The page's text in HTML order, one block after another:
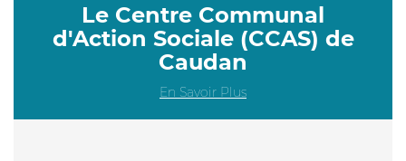
Le Centre Communal
d'Action Sociale (CCAS) de
Caudan
En Savoir Plus